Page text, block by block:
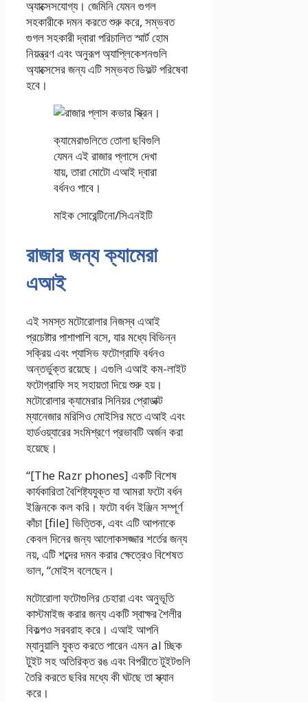
অ্যাক্সেসযোগ্য। জেমিনি যেমন গুগল
সহকারীকে দমন করতে শুরু করে, সম্ভবত
গুগল সহকারী দ্বারা পরিচালিত স্মার্ট হোম
নিয়ন্ত্রণ এবং অনুরূপ অ্যাপ্লিকেশনগুলি
অ্যাক্সেসের জন্য এটি সম্ভবত ডিফল্ট পরিষেবা
হবে।
ক্যামেরাগুলিতে তোলা ছবিগুলি
যেমন এই রাজার প্লাসে দেখা
যায়, তারা মোটো এআই দ্বারা
বর্ধনও পাবে।
মাইক সোরেন্টিনো/সিএনইটি
রাজার জন্য ক্যামেরা
এআই
এই সমস্ত মটোরোলার নিজস্ব এআই
প্রচেষ্টার পাশাপাশি বসে, যার মধ্যে বিভিন্ন
সক্রিয় এবং প্যাসিভ ফটোগ্রাফি বর্ধনও
অন্তর্ভুক্ত রয়েছে। এগুলি এআই কম-লাইট
ফটোগ্রাফি সহ সহায়তা দিয়ে শুরু হয়।
মটোরোলার ক্যামেরার সিনিয়র প্রোডাক্ট
ম্যানেজার মরিসিও মোইসির মতে এআই এবং
হার্ডওয়্যারের সংমিশ্রণে প্রভাবটি অর্জন করা
হয়েছে।
“[The Razr phones] একটি বিশেষ
কার্যকারিতা বৈশিষ্ট্যযুক্ত যা আমরা ফটো বর্ধন
ইঞ্জিনকে কল করি। ফটো বর্ধন ইঞ্জিন সম্পূর্ণ
কাঁচা [file] ভিত্তিক, এবং এটি আপনাকে
কেবল দিনের জন্য আলোকসজ্জার শর্তের জন্য
নয়, এটি শব্দের দমন করার ক্ষেত্রেও বিশেষত
ভাল, “মোইস বলেছেন।
মটোরোলা ফটোগুলির চেহারা এবং অনুভূতি
কাস্টমাইজ করার জন্য একটি স্বাক্ষর শৈলীর
বিকল্পও সরবরাহ করে। এআই আপনি
ম্যানুয়ালি যুক্ত করতে পারেন এমন al চ্ছিক
টুইট সহ অতিরিক্ত রঙ এবং বিপরীতে টুইটগুলি
তৈরি করতে ছবির মধ্যে কী ঘটছে তা স্ক্যান
করে।